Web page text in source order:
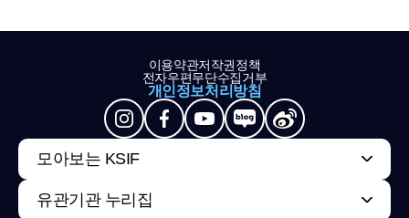
이용약관저작권정책
전자우편무단수집거부
개인정보처리방침
모아보는 KSIF
유관기관 누리집